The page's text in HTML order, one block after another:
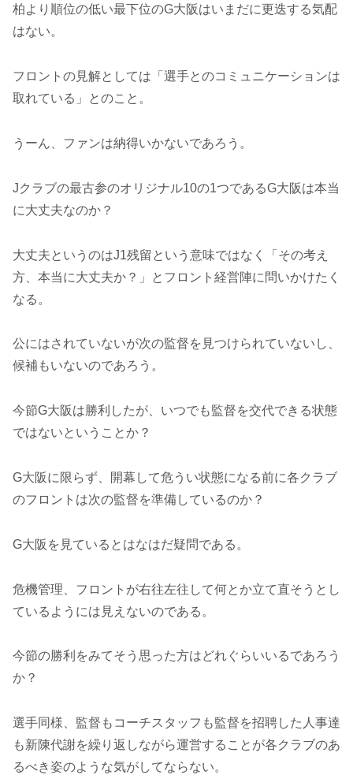
柏より順位の低い最下位のG大阪はいまだに更迭する気配
はない。
フロントの見解としては「選手とのコミュニケーションは
取れている」とのこと。
うーん、ファンは納得いかないであろう。
Jクラブの最古参のオリジナル10の1つであるG大阪は本当
に大丈夫なのか？
大丈夫というのはJ1残留という意味ではなく「その考え
方、本当に大丈夫か？」とフロント経営陣に問いかけたく
なる。
公にはされていないが次の監督を見つけられていないし、
候補もいないのであろう。
今節G大阪は勝利したが、いつでも監督を交代できる状態
ではないということか？
G大阪に限らず、開幕して危うい状態になる前に各クラブ
のフロントは次の監督を準備しているのか？
G大阪を見ているとはなはだ疑問である。
危機管理、フロントが右往左往して何とか立て直そうとし
ているようには見えないのである。
今節の勝利をみてそう思った方はどれぐらいいるであろう
か？
選手同様、監督もコーチスタッフも監督を招聘した人事達
も新陳代謝を繰り返しながら運営することが各クラブのあ
るべき姿のような気がしてならない。